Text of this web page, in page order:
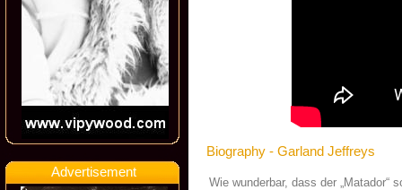
Advertisement
Biography - Garland Jeffreys
Wie wunderbar, dass der